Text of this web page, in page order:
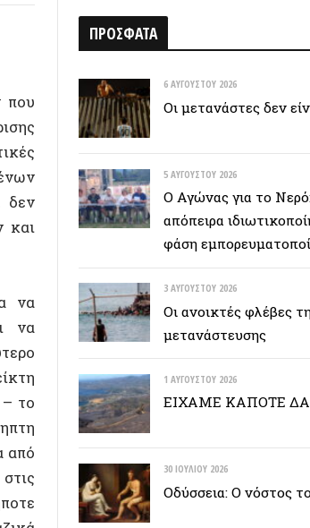
Οι μετανάστες δεν είναι πιόνια
5 ΑΥΓΟΎΣΤΟΥ 2026
Ο Αγώνας για το Νερό: Από την
απόπειρα ιδιωτικοποίησης στη νέα
3 ΑΥΓΟΎΣΤΟΥ 2026
Οι ανοικτές φλέβες της
μετανάστευσης
1 ΑΥΓΟΎΣΤΟΥ 2026
ΕΙΧΑΜΕ ΚΑΠΟΤΕ ΔΑΣΗ…
Οδύσσεια: Ο νόστος του ενόχου
28 ΙΟΥΛΊΟΥ 2026
Σταματήστε τα πάντα για να
μπορέσουμε να συνεχίσουμε